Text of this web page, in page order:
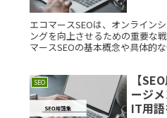
エコマースSEOは、オンライン
ングを向上させるための重要な
マースSEOの基本概念や具体的
SEO
【
ージ
IT用